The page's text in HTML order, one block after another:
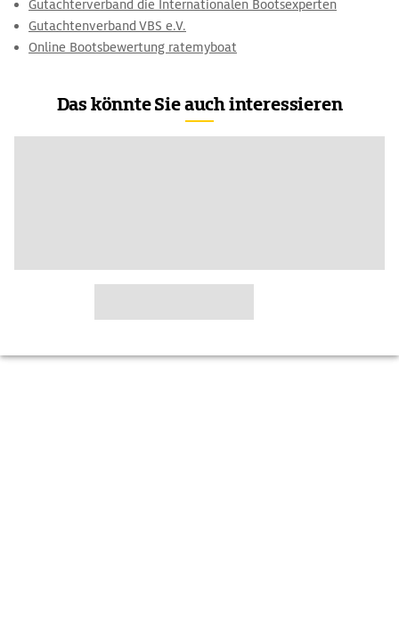
Gutachterverband die Internationalen Bootsexperten
Gutachtenverband VBS e.V.
Online Bootsbewertung ratemyboat
Das könnte Sie auch interessieren